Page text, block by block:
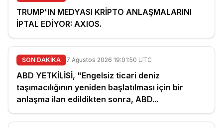
TRUMP'IN MEDYASI KRİPTO ANLAŞMALARINI
İPTAL EDİYOR: AXIOS.
SON DAKİKA 7 Ağustos 2026 19:01:50 UTC
ABD YETKİLİSİ, "Engelsiz ticari deniz
taşımacılığının yeniden başlatılması için bir
anlaşma ilan edildikten sonra, ABD...